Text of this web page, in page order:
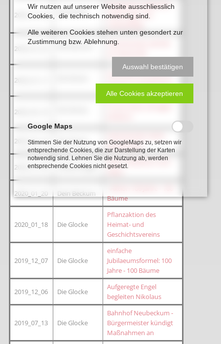
2020_12_12 Die Glocke
Neubeckum Bahnhof -
sanierungs und
2020_07_22 Wersekurier
Heimatverein werkelt
2020_07_17
Heimatforschung wird
als Buch veröffentlicht
2020_05_18
2020_02_19 Die Glocke
Ehrenrunde
2020_01_26 Stadtanzeiger
Nach 100 Jahren noch
Ideen
2020_01_20 Dein Beckum
Bäume
2020_01_18 Die Glocke
Pflanzaktion des
Heimat- und
Geschichtsvereins
2019_12_07 Die Glocke
einfache
Jubilaeumsformel: 100
Jahre - 100 Bäume
2019_12_06 Die Glocke
Aufgeregte Engel
begleiten Nikolaus
2019_07_13 Die Glocke
Bahnhof Neubeckum -
Bürgermeister kündigt
Maßnahmen an
Wir nutzen auf unserer Website ausschliesslich
Cookies, die technisch notwendig sind.
Alle weiteren Cookies stehen unten gesondert zur
Zustimmung bzw. Ablehnung.
Auswahl bestätigen
Alle Cookies akzeptieren
Google Maps
Stimmen Sie der Nutzung von GoogleMaps zu, setzen wir
entsprechende Cookies, die zur Darstellung der Karten
notwendig sind. Lehnen Sie die Nutzung ab, werden
entsprechende Cookies nicht gesetzt.